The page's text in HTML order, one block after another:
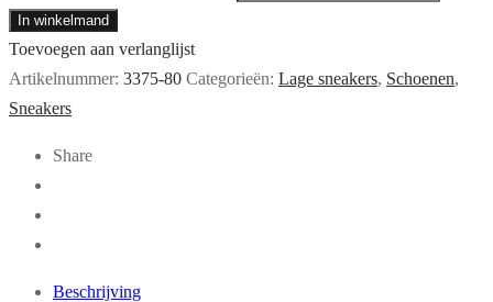
In winkelmand
Toevoegen aan verlanglijst
Artikelnummer: 3375-80 Categorieën: Lage sneakers, Schoenen,
Sneakers
Share
Beschrijving